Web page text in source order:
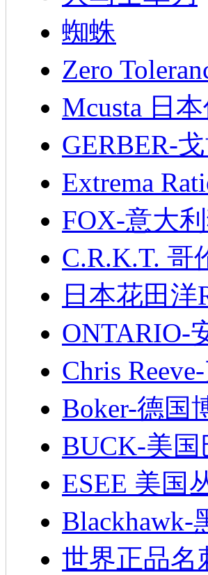
蜘蛛
Zero
Mcusta 日
GERBER-
Extrema
FOX-意大
C.R.K.T. 哥
日本花田洋
ONTARIO-
Chris
Boker-德国
BUCK-美国
ESEE 美国
Blackhawk-
世界正品名